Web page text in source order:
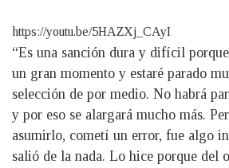
https://youtu.be/5HAZXj_CAyI
“Es una sanción dura y difícil
un gran momento y estaré parado
selección de por medio. No habrá
y por eso se alargará mucho más.
asumirlo, cometí un error, fue algo
salió de la nada. Lo hice porque del